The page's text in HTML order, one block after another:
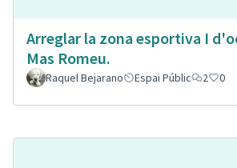
Arreglar la zona esportiva I
Mas Romeu.
Raquel Bejarano Espai Públic 2 0